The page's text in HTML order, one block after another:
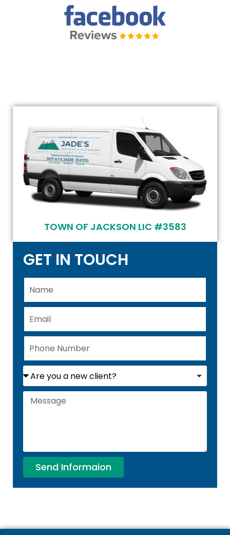
TOWN OF JACKSON LIC #3583
GET IN TOUCH
Send Informaion